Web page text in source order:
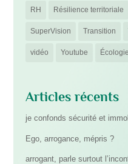
RH Résilience territoriale
SuperVision Transition
vidéo Youtube Écologie
Articles récents
je confonds sécurité et
Ego, arrogance, mépris ?
arrogant, parle surtout